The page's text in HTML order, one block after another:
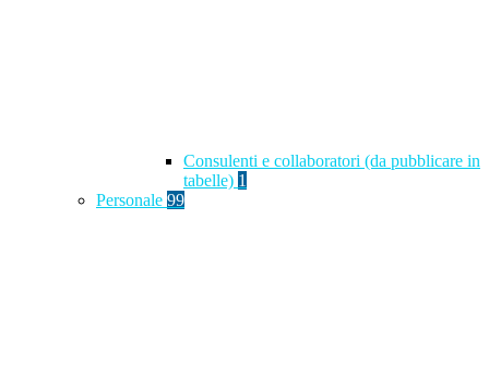
Consulenti e collaboratori (da pubblicare in
tabelle) 1
Personale 99